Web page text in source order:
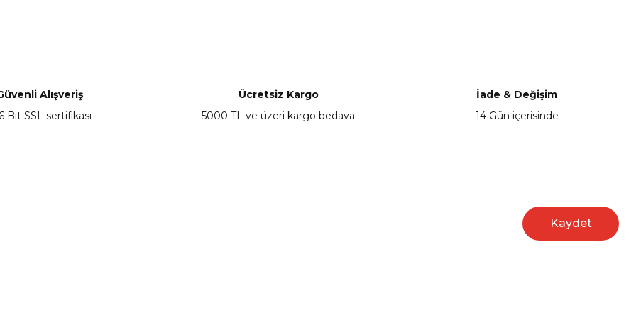
Alışveriş
Bit SSL sertifikası
Ücretsiz Kargo
5000 TL ve üzeri kargo bedava
İade & Değişim
14 Gün içerisinde
Kaydet